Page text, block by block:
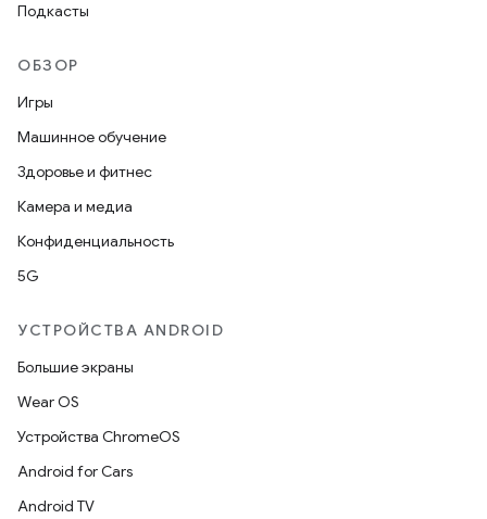
Подкасты
ОБЗОР
Игры
Машинное обучение
Здоровье и фитнес
Камера и медиа
Конфиденциальность
5G
УСТРОЙСТВА ANDROID
Большие экраны
Wear OS
Устройства ChromeOS
Android for Cars
Android TV